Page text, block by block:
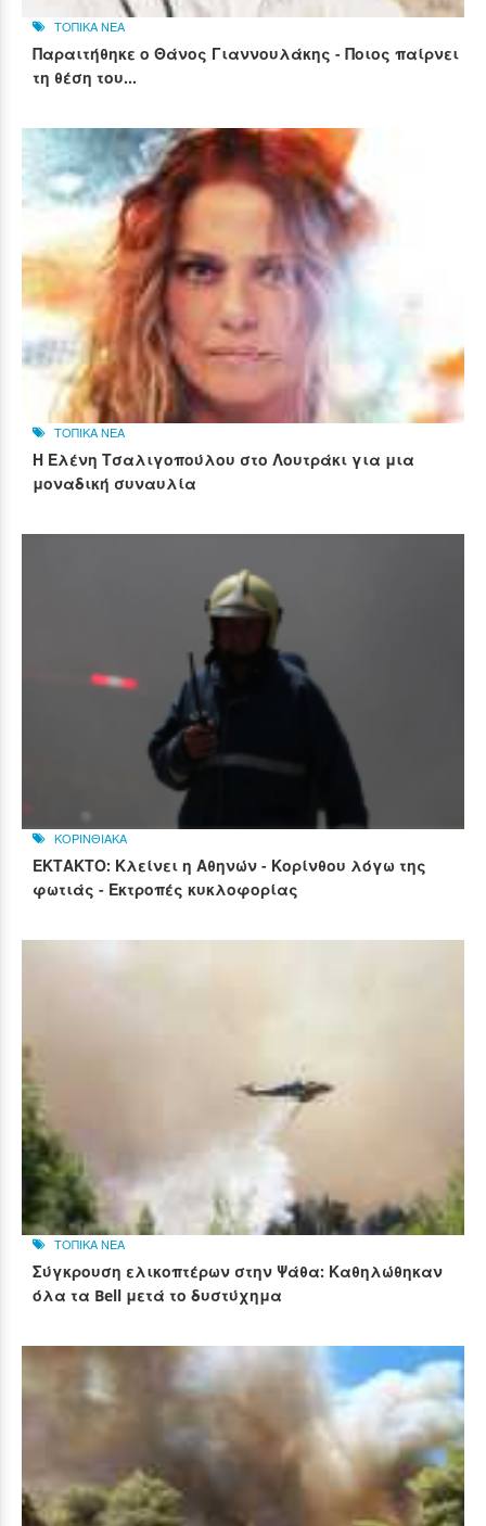
ΤΟΠΙΚΑ ΝΕΑ
Παραιτήθηκε ο Θάνος Γιαννουλάκης - Ποιος παίρνει
τη θέση του...
ΤΟΠΙΚΑ ΝΕΑ
Η Ελένη Τσαλιγοπούλου στο Λουτράκι για μια
μοναδική συναυλία
ΚΟΡΙΝΘΙΑΚΑ
ΕΚΤΑΚΤΟ: Κλείνει η Αθηνών - Κορίνθου λόγω της
φωτιάς - Εκτροπές κυκλοφορίας
ΤΟΠΙΚΑ ΝΕΑ
Σύγκρουση ελικοπτέρων στην Ψάθα: Καθηλώθηκαν
όλα τα Bell μετά το δυστύχημα